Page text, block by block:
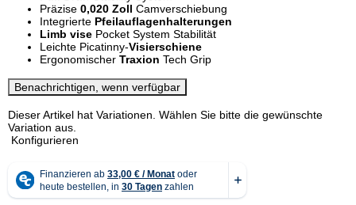
Präzise 0,020 Zoll Camverschiebung
Integrierte Pfeilauflagenhalterungen
Limb vise Pocket System Stabilität
Leichte Picatinny-Visierschiene
Ergonomischer Traxion Tech Grip
Benachrichtigen, wenn verfügbar
x
Dieser Artikel hat Variationen. Wählen Sie bitte die gewünschte
Variation aus.
Konfigurieren